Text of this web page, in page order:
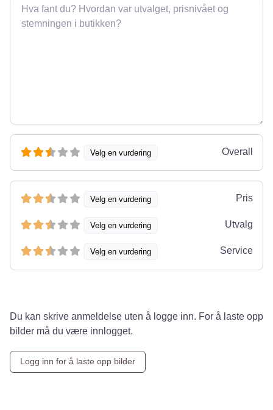
Omtale
Velg en vurdering Overall
Velg en vurdering Pris
Velg en vurdering Utvalg
Velg en vurdering Service
Du kan skrive anmeldelse uten å logge inn. For å laste opp
bilder må du være innlogget.
Logg inn for å laste opp bilder